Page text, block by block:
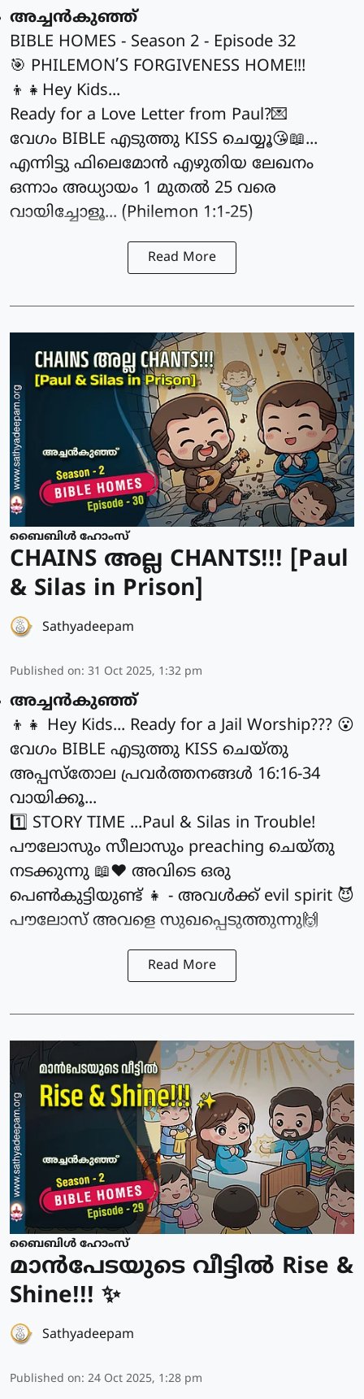
അച്ചൻകുഞ്ഞ്
BIBLE HOMES - Season 2 - Episode 32
🎯 PHILEMON’S FORGIVENESS HOME!!!
👦👧Hey Kids...
Ready for a Love Letter from Paul?💌
വേഗം BIBLE എടുത്തു KISS ചെയ്യൂ😘📖...
എന്നിട്ടു ഫിലെമോൻ എഴുതിയ ലേഖനം
ഒന്നാം അധ്യായം 1 മുതൽ 25 വരെ
വായിച്ചോളൂ... (Philemon 1:1-25)
Read More
ബൈബിൾ ഹോംസ്
CHAINS അല്ല CHANTS!!! [Paul
& Silas in Prison]
Sathyadeepam
Published on: 31 Oct 2025, 1:32 pm
അച്ചൻകുഞ്ഞ്
👦👧 Hey Kids... Ready for a Jail Worship??? 😮
വേഗം BIBLE എടുത്തു KISS ചെയ്തു
അപ്പസ്തോല പ്രവർത്തനങ്ങൾ 16:16-34
വായിക്കൂ...
1️⃣ STORY TIME ...Paul & Silas in Trouble!
പൗലോസും സീലാസും preaching ചെയ്തു
നടക്കുന്നു 📖❤️ അവിടെ ഒരു
പെൺകുട്ടിയുണ്ട് 👧 - അവൾക്ക് evil spirit 😈
പൗലോസ് അവളെ സുഖപ്പെടുത്തുന്നു🙌
Read More
ബൈബിൾ ഹോംസ്
മാൻപേടയുടെ വീട്ടിൽ Rise &
Shine!!! ✨
Sathyadeepam
Published on: 24 Oct 2025, 1:28 pm